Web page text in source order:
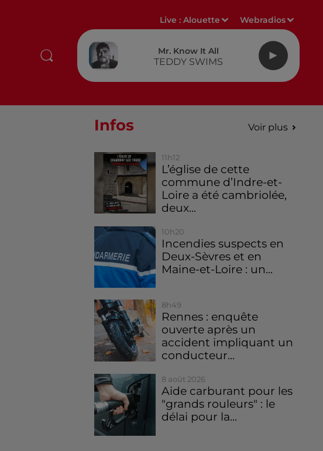
Live :Alouette Webradios
Mr. Know It All
TEDDY SWIMS
Infos Voir plus
11h12
L’église de cette
commune d’Indre-et-
Loire a été cambriolée,
deux...
10h20
Incendies suspects en
Deux-Sèvres et en
Maine-et-Loire : un...
8h49
Rennes : enquête
ouverte après un
accident impliquant un
conducteur...
8 août 2026
Aide carburant pour les
"grands rouleurs" : le
délai pour la...